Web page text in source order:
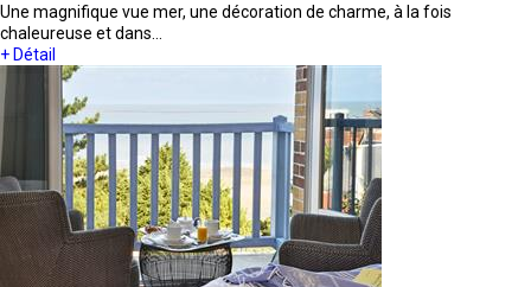
Une magnifique vue mer, une décoration de charme, à la fois
chaleureuse et dans…
+ Détail